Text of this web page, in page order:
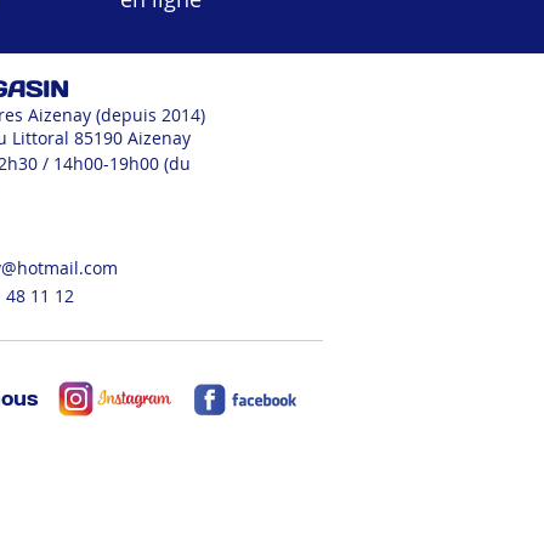
Aizenay (depuis 2014)
Littoral 85190 Aizenay
/ 14h00-19h00 (du
48 11 12